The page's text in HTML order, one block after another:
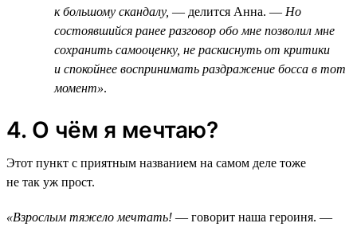
к большому скандалу, — делится Анна. — Но
состоявшийся ранее разговор обо мне позволил мне
сохранить самооценку, не раскиснуть от критики
и спокойнее воспринимать раздражение босса в тот
момент».
4. О чём я мечтаю?
Этот пункт с приятным названием на самом деле тоже
не так уж прост.
«Взрослым тяжело мечтать! — говорит наша героиня. —